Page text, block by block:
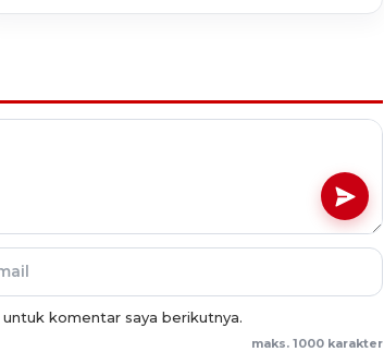
komentar saya berikutnya.
maks. 1000 karakter